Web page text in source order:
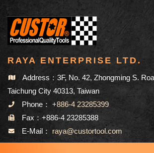
RAYA ENTERPRISE LTD.
Address：3F, No. 42, Zhongming S.
Taichung City 40313, Taiwan
Phone： +886-4 23285399
Fax：+886-4 23285388
E-Mail： raya@custortool.com